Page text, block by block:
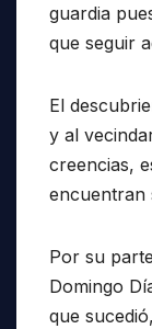
guardia
que seguir
El
y al
creencias,
encuentran
Por su
Domingo
que